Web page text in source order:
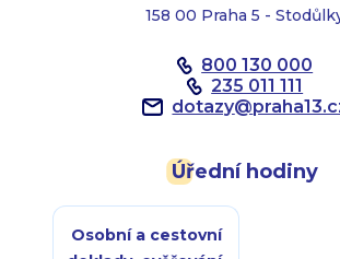
158 00 Praha 5 -
800 130 000
235 011 111
dotazy@
Úřední hodiny
Osobní a cestovní